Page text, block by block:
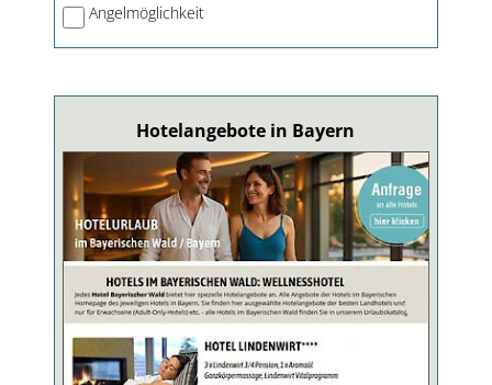
Angelmöglichkeit
Hotelangebote in Bayern